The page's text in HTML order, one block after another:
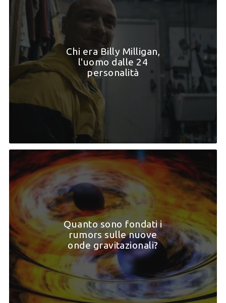
Chi era Billy Milligan,
l'uomo dalle 24
personalità
Quanto sono fondati i
rumors sulle nuove
onde gravitazionali?